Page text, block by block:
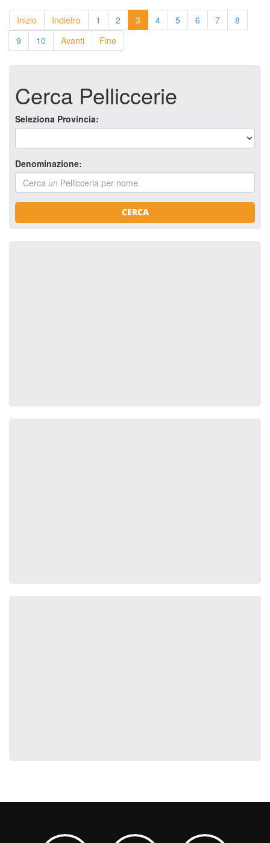
Inizio Indietro 1 2 3 4 5 6 7
8
9
10 Avanti Fine
Cerca Pelliccerie
Seleziona Provincia:
Denominazione:
CERCA